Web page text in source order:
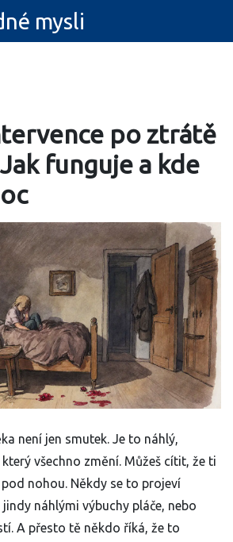
mysli
po ztrátě
funguje a kde
není jen smutek. Je to náhlý,
všechno změní. Můžeš cítit, že ti
nohou. Někdy se to projeví
náhlými výbuchy pláče, nebo
A přesto tě někdo říká, že to